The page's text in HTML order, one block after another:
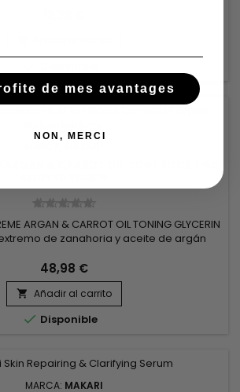
las antiestéticas manchas del rostro.
ARGAN & CARROT OIL TONE BOOSTING
ARGAN & CARROT OIL TONING GLYCERIN
de zanahoria y aceite de argán
piel y ayuda a aclarar las estrías, las
y las manchas, revirtiendo los signos de
a la piel un brillo lustroso. ¡Este es un
producto...
48,98 €
 Añadir al carrito
 Disponible
MARCA: MAKARI
de mes avantages
NON, MERCI